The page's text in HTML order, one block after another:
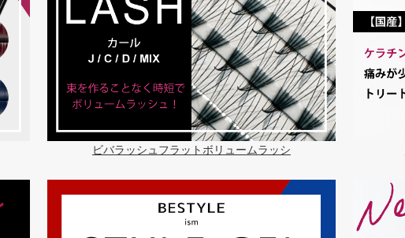
ビバラッシュフラットボリュームラッシ